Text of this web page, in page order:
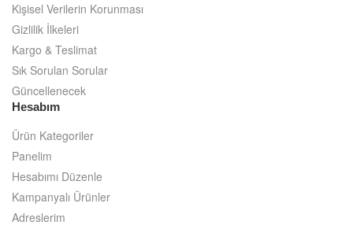
Kişisel Verilerin Korunması
Gizlilik İlkeleri
Kargo & Teslimat
Sık Sorulan Sorular
Güncellenecek
Hesabım
Ürün Kategoriler
Panelim
Hesabımı Düzenle
Kampanyalı Ürünler
Adreslerim